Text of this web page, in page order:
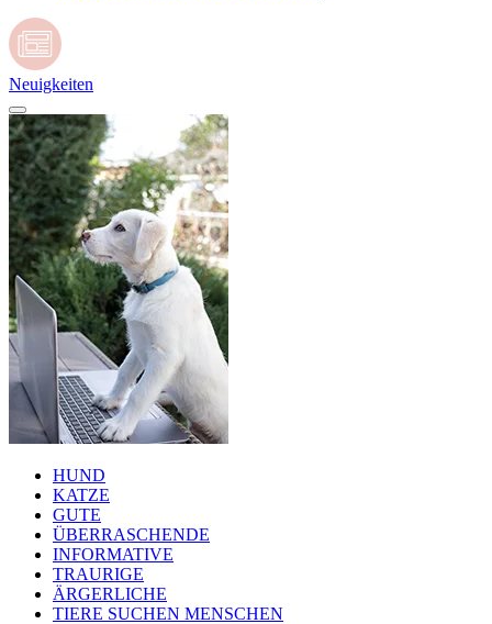
Neuigkeiten
HUND
KATZE
GUTE
ÜBERRASCHENDE
INFORMATIVE
TRAURIGE
ÄRGERLICHE
TIERE SUCHEN MENSCHEN